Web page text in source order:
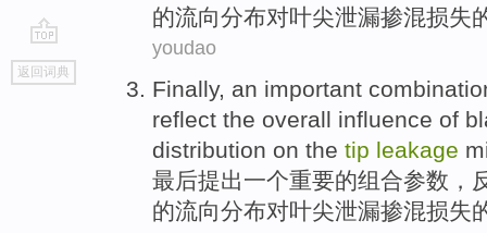
go
top
返回词典
的流向分布对叶尖泄漏掺混损失
youdao
Finally, an important
reflect the overall influence of
distribution on the tip leakage
最后提出一个重要的组合参数 ，
的流向分布对叶尖泄漏掺混损失